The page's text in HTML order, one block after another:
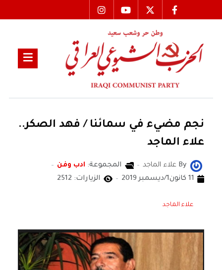
نجم مضيء في سمائنا / فهد الصكر..
علاء الماجد
By علاء الماجد المجموعة: ادب وفن
11 كانون1/ديسمبر 2019
الزيارات: 2512
علاء الماجد